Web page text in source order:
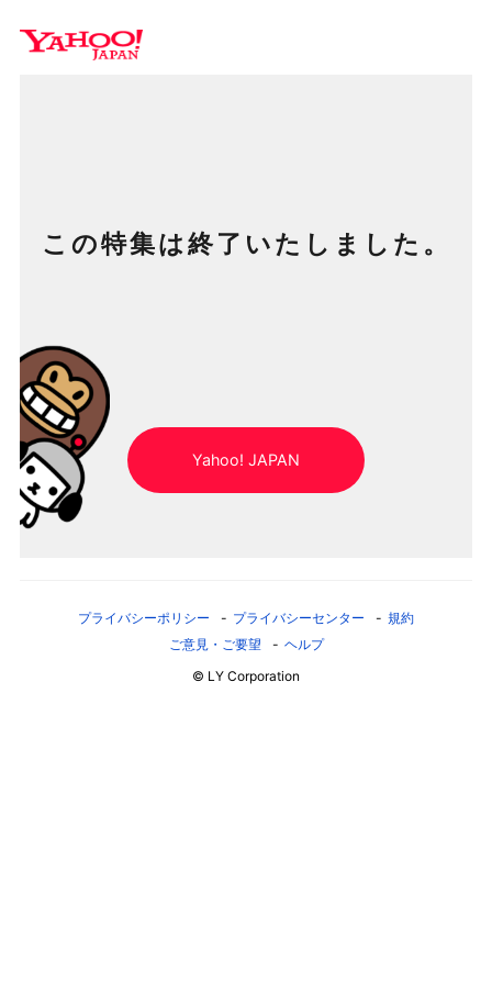
この特集は終了いたしました。
Yahoo! JAPAN
プライバシーポリシー プライバシーセンター
規約
ご意見・ご要望
ヘルプ
© LY Corporation